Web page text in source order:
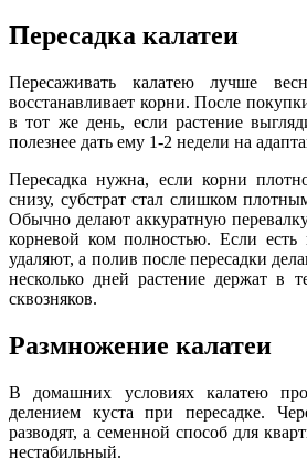
Пересадка калатеи
Пересаживать калатею лучше
восстанавливает корни. После
в тот же день, если растение
полезнее дать ему 1-2 недели на
Пересадка нужна, если корни
снизу, субстрат стал слишком
Обычно делают аккуратную
корневой ком полностью. Если
удаляют, а полив после пересадки
несколько дней растение держат в
сквозняков.
Размножение калатеи
В домашних условиях калатею
делением куста при пересадке.
разводят, а семенной способ для
нестабильный.